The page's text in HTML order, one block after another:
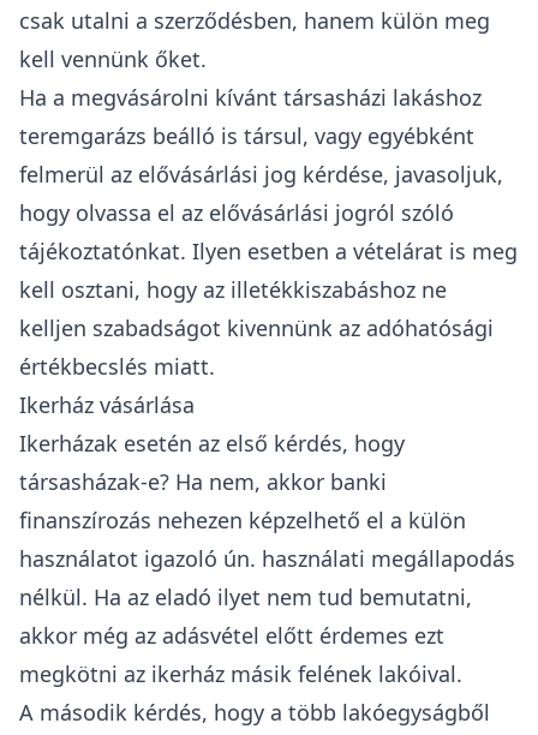
csak utalni a szerződésben, hanem külön meg
kell vennünk őket.
Ha a megvásárolni kívánt társasházi lakáshoz
teremgarázs beálló is társul, vagy egyébként
felmerül az elővásárlási jog kérdése, javasoljuk,
hogy olvassa el az elővásárlási jogról szóló
tájékoztatónkat. Ilyen esetben a vételárat is meg
kell osztani, hogy az illetékkiszabáshoz ne
kelljen szabadságot kivennünk az adóhatósági
értékbecslés miatt.
Ikerház vásárlása
Ikerházak esetén az első kérdés, hogy
társasházak-e? Ha nem, akkor banki
finanszírozás nehezen képzelhető el a külön
használatot igazoló ún. használati megállapodás
nélkül. Ha az eladó ilyet nem tud bemutatni,
akkor még az adásvétel előtt érdemes ezt
megkötni az ikerház másik felének lakóival.
A második kérdés, hogy a több lakóegyságből